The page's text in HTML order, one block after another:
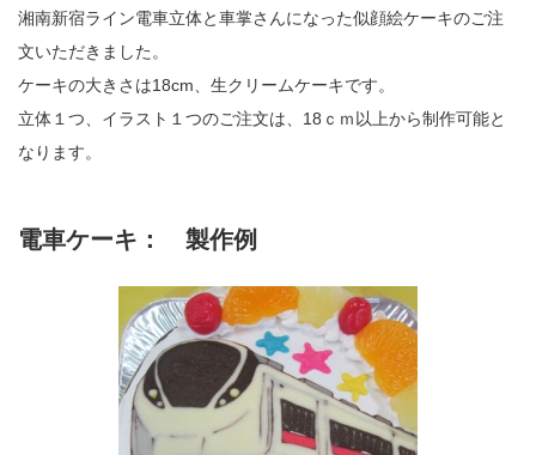
湘南新宿ライン電車立体と車掌さんになった似顔絵ケーキのご注
文いただきました。
ケーキの大きさは18cm、生クリームケーキです。
立体１つ、イラスト１つのご注文は、18ｃｍ以上から制作可能と
なります。
電車ケーキ： 製作例